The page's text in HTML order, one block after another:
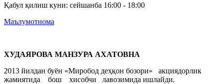
Қабул қилиш куни: сейшанба 16:00 - 18:00
Маълумотнома
ХУДАЯРОВА МАНЗУРА АХАТОВНА
2013 йилдан буён «Миробод деҳқон бозори» акциядорлик
жамиятида бош хисобчи лавозимида ишлайди.